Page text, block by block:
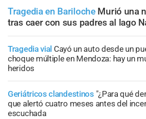
Tragedia en Bariloche Murió una
tras caer con sus padres al lago
Tragedia vial Cayó un auto desde un
choque múltiple en Mendoza: hay un
heridos
Geriátricos clandestinos "¿Para qué
que alertó cuatro meses antes del
escuchada